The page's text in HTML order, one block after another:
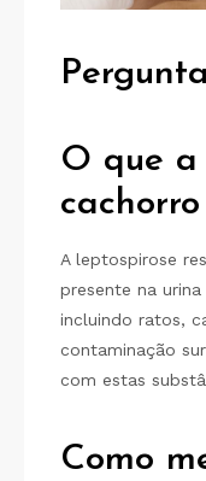
O que
A leptospirose
presente na
incluindo ratos,
contaminação
com estas
Como